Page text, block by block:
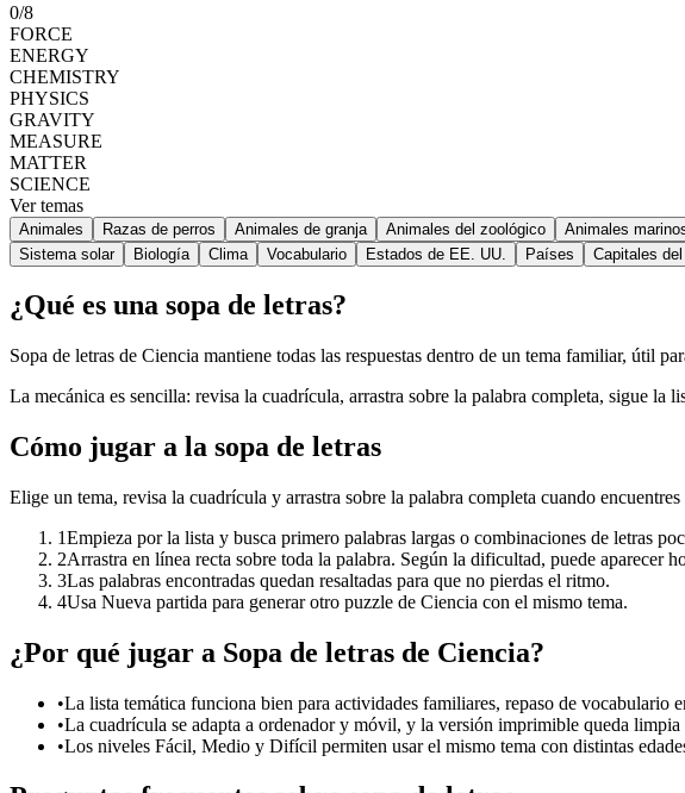
0/8
FORCE
ENERGY
CHEMISTRY
PHYSICS
GRAVITY
MEASURE
MATTER
SCIENCE
Ver temas
Animales Razas de perros Animales de granja Animales del zoológico Animales
Sistema solar
Biología Clima Vocabulario Estados de EE. UU. Países Capitales
¿Qué es una sopa de letras?
Sopa de letras de Ciencia mantiene todas las respuestas dentro de un tema familiar, útil
La mecánica es sencilla: revisa la cuadrícula, arrastra sobre la palabra completa, sigue la
Cómo jugar a la sopa de letras
Elige un tema, revisa la cuadrícula y arrastra sobre la palabra completa cuando encuentres
1Empieza por la lista y busca primero palabras largas o combinaciones de letras
2Arrastra en línea recta sobre toda la palabra. Según la dificultad, puede aparecer
3Las palabras encontradas quedan resaltadas para que no pierdas el ritmo.
4Usa Nueva partida para generar otro puzzle de Ciencia con el mismo tema.
¿Por qué jugar a Sopa de letras de Ciencia?
•La lista temática funciona bien para actividades familiares, repaso de vocabulario
•La cuadrícula se adapta a ordenador y móvil, y la versión imprimible queda limpia
•Los niveles Fácil, Medio y Difícil permiten usar el mismo tema con distintas